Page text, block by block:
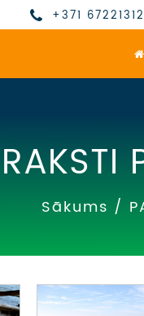
+371 67221312
RAKSTI
Sākums /